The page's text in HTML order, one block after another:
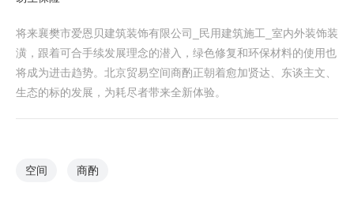
将来襄樊市爱恩贝建筑装饰有限公司_民用建筑施工_室内外装饰装
潢，跟着可合手续发展理念的潜入，绿色修复和环保材料的使用也
将成为进击趋势。北京贸易空间商酌正朝着愈加贤达、东谈主文、
生态的标的发展，为耗尽者带来全新体验。
空间 商酌